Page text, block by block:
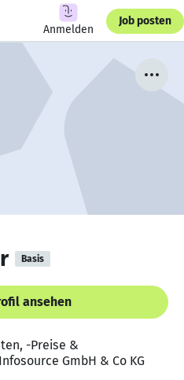
Anmelden
Job posten
Basis
ansehen
-Preise &
GmbH & Co KG